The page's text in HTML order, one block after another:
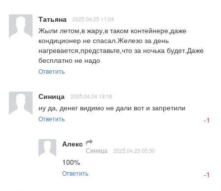
Татьяна 2025.04.25 11:24
Жыли летом,в жару,в таком контейнере,даже
кондиционер не спасал.Железо за день
нагревается,представьте,что за ночька будет.Даже
бесплатно не надо
Ответить
Синица 2025.04.24 19:18
ну да, денег видимо не дали вот и запретили
Ответить -1
Алекс
Синица 2025.04.25 05:30
100%
Ответить -1